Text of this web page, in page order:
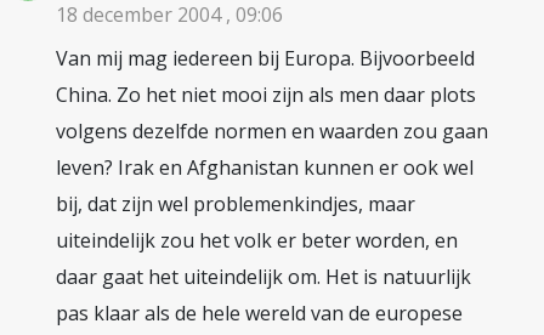
18 december 2004 , 09:06
Van mij mag iedereen bij Europa. Bijvoorbeeld
China. Zo het niet mooi zijn als men daar plots
volgens dezelfde normen en waarden zou gaan
leven? Irak en Afghanistan kunnen er ook wel
bij, dat zijn wel problemenkindjes, maar
uiteindelijk zou het volk er beter worden, en
daar gaat het uiteindelijk om. Het is natuurlijk
pas klaar als de hele wereld van de europese